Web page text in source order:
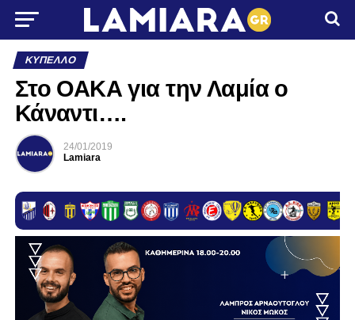
ΚΎΠΕΛΛΟ
Στο ΟΑΚΑ για την Λαμία ο
Κάναντι….
24/01/2019
Lamiara